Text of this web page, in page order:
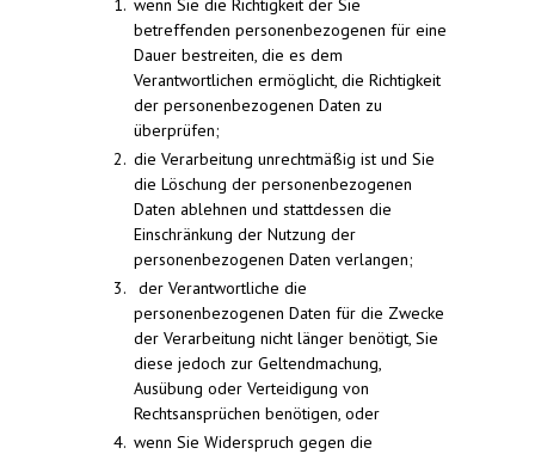
wenn Sie die Richtigkeit der Sie
betreffenden personenbezogenen für eine
Dauer bestreiten, die es dem
Verantwortlichen ermöglicht, die Richtigkeit
der personenbezogenen Daten zu
überprüfen;
die Verarbeitung unrechtmäßig ist und Sie
die Löschung der personenbezogenen
Daten ablehnen und stattdessen die
Einschränkung der Nutzung der
personenbezogenen Daten verlangen;
der Verantwortliche die
personenbezogenen Daten für die Zwecke
der Verarbeitung nicht länger benötigt, Sie
diese jedoch zur Geltendmachung,
Ausübung oder Verteidigung von
Rechtsansprüchen benötigen, oder
wenn Sie Widerspruch gegen die